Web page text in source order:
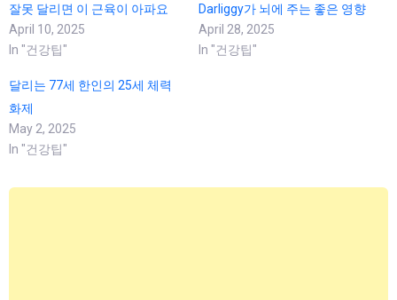
잘못 달리면 이 근육이 아파요
April 10, 2025
In "건강팁"
Darliggy가 뇌에 주는 좋은 영향
April 28, 2025
In "건강팁"
달리는 77세 한인의 25세 체력
화제
May 2, 2025
In "건강팁"